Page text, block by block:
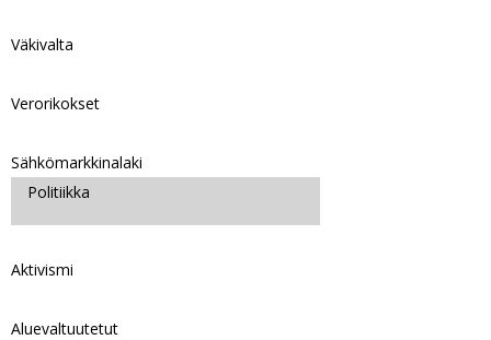
Väkivalta
Verorikokset
Sähkömarkkinalaki
Politiikka
Aktivismi
Aluevaltuutetut